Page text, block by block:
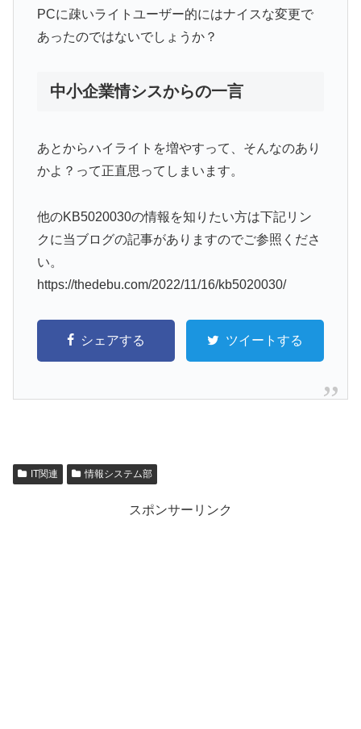
PCに疎いライトユーザー的にはナイスな変更で
あったのではないでしょうか？
中小企業情シスからの一言
あとからハイライトを増やすって、そんなのあり
かよ？って正直思ってしまいます。
他のKB5020030の情報を知りたい方は下記リン
クに当ブログの記事がありますのでご参照くださ
い。
https://thedebu.com/2022/11/16/kb5020030/
シェアする ツイートする
IT関連 情報システム部
スポンサーリンク